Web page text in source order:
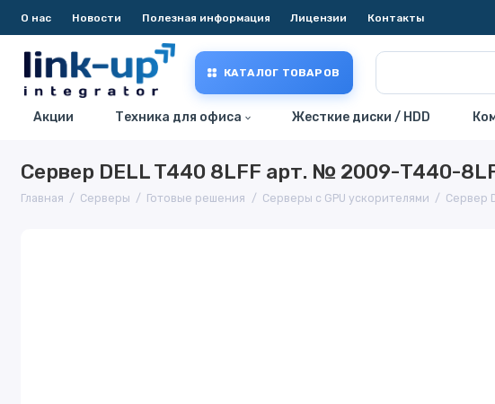
О нас Новости Полезная информация Лицензии Контакты
КАТАЛОГ ТОВАРОВ
Акции Техника для офиса Жесткие диски / HDD
Сервер DELL T440 8LFF арт. № 2009-T440-
Главная Серверы Готовые решения Серверы с GPU ускорителями Сервер